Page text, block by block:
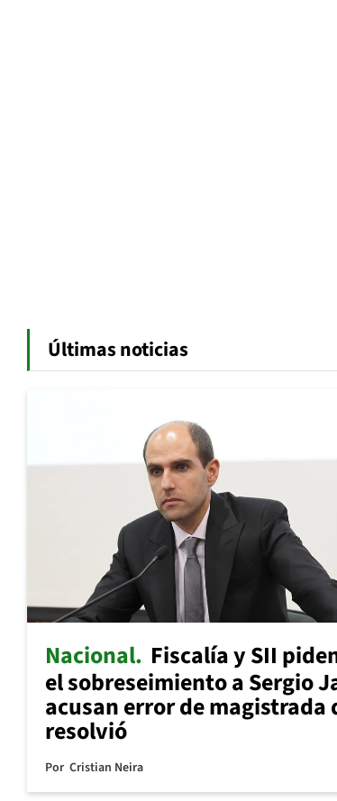
Últimas noticias
Nacional Fiscalía y SII
el sobreseimiento a Sergio
acusan error de magistrada
resolvió
Por Cristian Neira